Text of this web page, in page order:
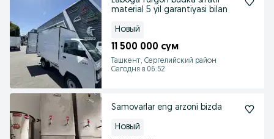
material 5 yil garantiyasi bilan
Новый
11 500 000 сум
Ташкент, Сергелийский район
Сегодня в 06:52
Samovarlar eng arzoni bizda
Новый